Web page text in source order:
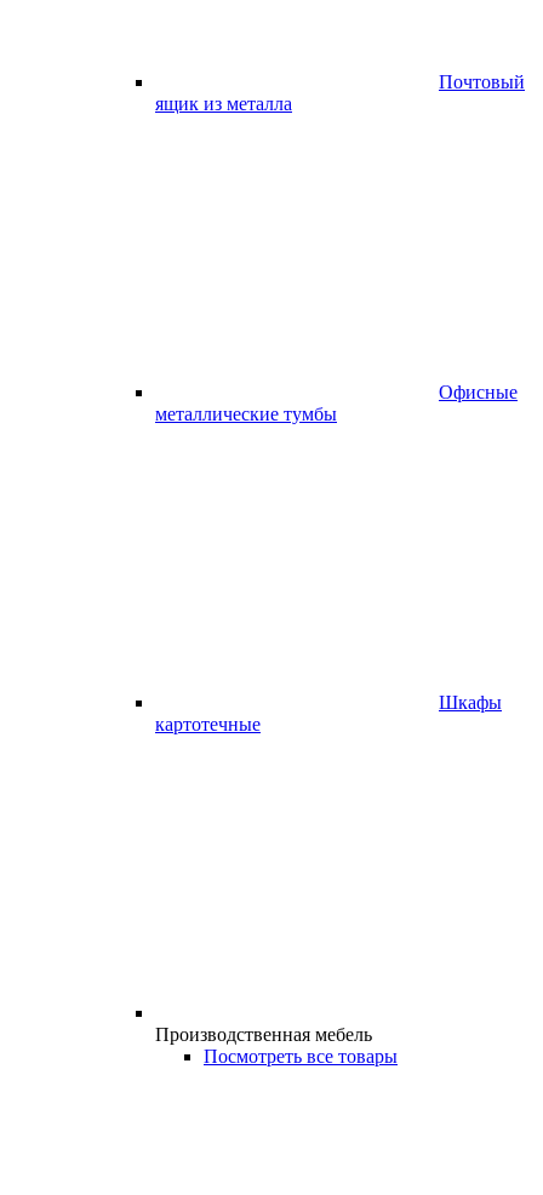
Почтовый
ящик из металла
Офисные
металлические тумбы
Шкафы
картотечные
Производственная мебель
Посмотреть все товары